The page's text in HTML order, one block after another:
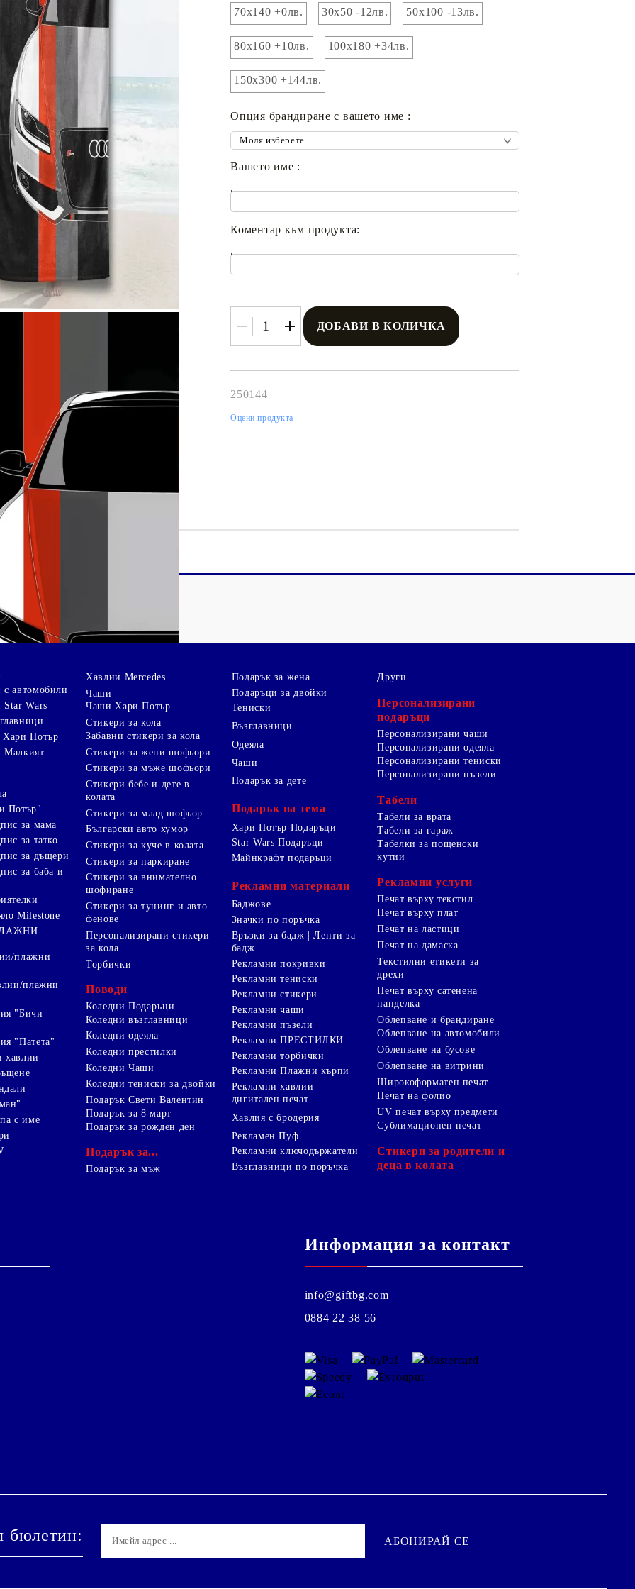
Tweet
70x140 +0лв. 30х50 -12лв. 50х100 -13лв.
80х160 +10лв. 100х180 +34лв.
150х300 +144лв.
Опция брандиране с вашето име :
Вашето име :
.
Коментар към продукта:
.
250144
Оцени продукта
с автомобили
Star Wars
Хари Потър
Малкият
Потър"
за мама
за татко
за дъщери
за баба и
Milestone
плажни
плажни
"Бичи
"Патета"
хавлии
с име
Хавлии Mercedes
Чаши
Чаши Хари Потър
Стикери за кола
Забавни стикери за кола
Стикери за жени шофьори
Стикери за мъже шофьори
Стикери бебе и дете в
колата
Стикери за млад шофьор
Български авто хумор
Стикери за куче в колата
Стикери за паркиране
Стикери за внимателно
шофиране
Стикери за тунинг и авто
фенове
Персонализирани стикери
за кола
Торбички
Поводи
Коледни Подаръци
Коледни възглавници
Коледни одеяла
Коледни престилки
Коледни Чаши
Коледни тениски за двойки
Подарък Свети Валентин
Подарък за 8 март
Подарък за рожден ден
Подарък за...
Подарък за мъж
Подарък за жена
Подаръци за двойки
Тениски
Възглавници
Одеяла
Чаши
Подарък за дете
Подарък на тема
Хари Потър Подаръци
Star Wars Подаръци
Майнкрафт подаръци
Рекламни материали
Баджове
Значки по поръчка
Връзки за бадж | Ленти за
бадж
Рекламни покривки
Рекламни тениски
Рекламни стикери
Рекламни чаши
Рекламни пъзели
Рекламни ПРЕСТИЛКИ
Рекламни торбички
Рекламни Плажни кърпи
Рекламни хавлии
дигитален печат
Хавлия с бродерия
Рекламен Пуф
Рекламни ключодържатели
Възглавници по поръчка
Други
Персонализирани
подаръци
Персонализирани чаши
Персонализирани одеяла
Персонализирани тениски
Персонализирани пъзели
Табели
Табели за врата
Табели за гараж
Табелки за пощенски
кутии
Рекламни услуги
Печат върху текстил
Печат върху плат
Печат на ластици
Печат на дамаска
Текстилни етикети за
дрехи
Печат върху сатенена
панделка
Облепване и брандиране
Облепване на автомобили
Облепване на бусове
Облепване на витрини
Широкоформатен печат
Печат на фолио
UV печат върху предмети
Сублимационен печат
Стикери за родители и
деца в колата
Информация за контакт
info@giftbg.com
0884 22 38 56
бюлетин: